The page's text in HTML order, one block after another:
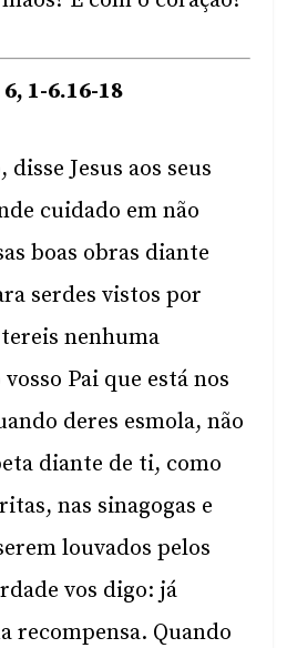
1-6.16-18
Jesus aos seus
cuidado em não
boas obras diante
serdes vistos por
nenhuma
Pai que está nos
deres esmola, não
diante de ti, como
nas sinagogas e
louvados pelos
vos digo: já
recompensa. Quando